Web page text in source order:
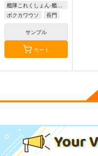
気高き者達の碑
帝國交響楽団
1,870円 （税込）
暁
五月雨ちゃん手帳型ス
サンプル
作品詳細
艦隊これくしょん-艦これ-
ボクカワウソ
長門
コロラド
サンプル
カート